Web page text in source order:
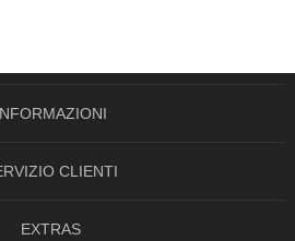
CLIENTI
EXTRAS